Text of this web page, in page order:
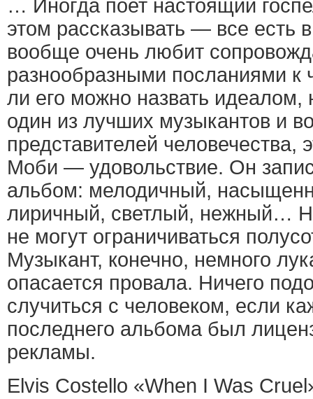
… Иногда поет настоящий
этом рассказывать — все есть
вообще очень любит
разнообразными посланиями к
ли его можно назвать
один из лучших музыкантов и
представителей человечества,
Моби — удовольствие. Он
альбом: мелодичный,
лиричный, светлый, нежный…
не могут ограничиваться
Музыкант, конечно, немного
опасается провала. Ничего
случиться с человеком, если
последнего альбома был
рекламы.
Elvis Costello «When I Was